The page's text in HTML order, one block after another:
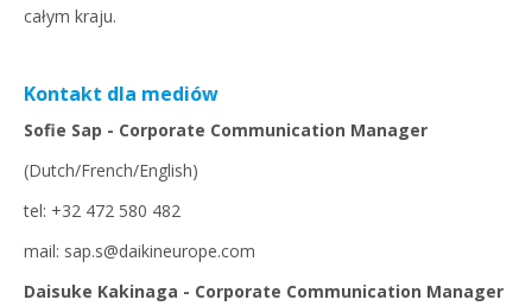
całym kraju.
Kontakt dla mediów
Sofie Sap - Corporate Communication Manager
(Dutch/French/English)
tel: +32 472 580 482
mail: sap.s@daikineurope.com
Daisuke Kakinaga - Corporate Communication Manager